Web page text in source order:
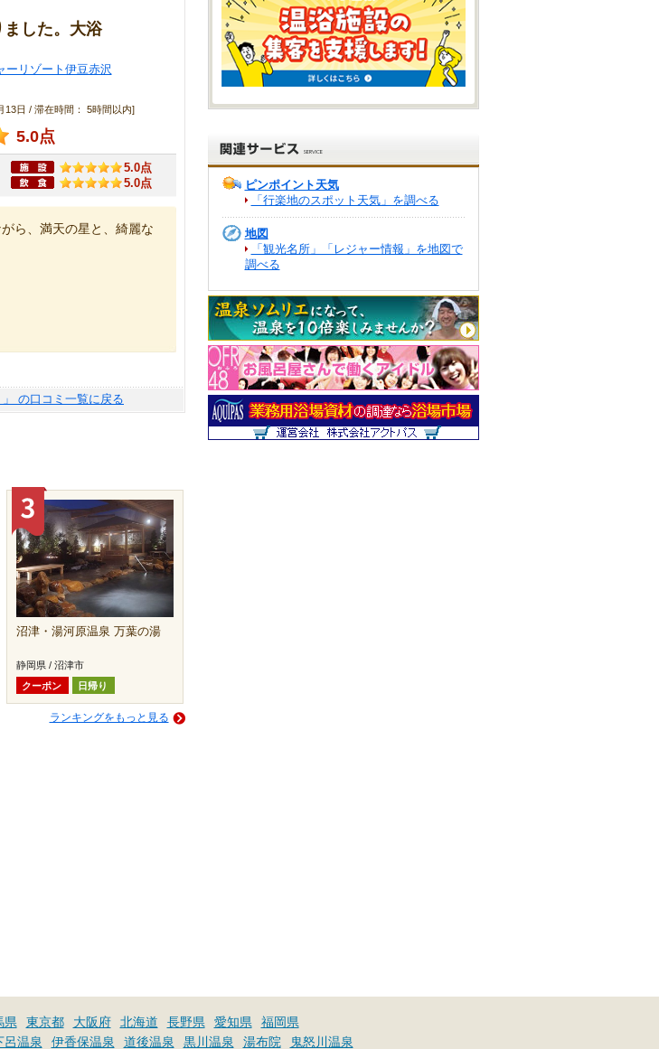
した。大浴
ーリゾート伊豆赤沢
13日 / 滞在時間： 5時間以内]
5.0点
5.0点
5.0点
ら、満天の星と、綺麗な
の口コミ一覧に戻る
沼津・湯河原温泉 万葉の湯
静岡県 / 沼津市
クーポン
日帰り
ランキングをもっと見る
ピンポイント天気
「行楽地のスポット天気」を調べる
地図
「観光名所」「レジャー情報」を地図で
調べる
県 東京都 大阪府 北海道 長野県 愛知県 福岡県
呂温泉 伊香保温泉 道後温泉 黒川温泉 湯布院 鬼怒川温泉